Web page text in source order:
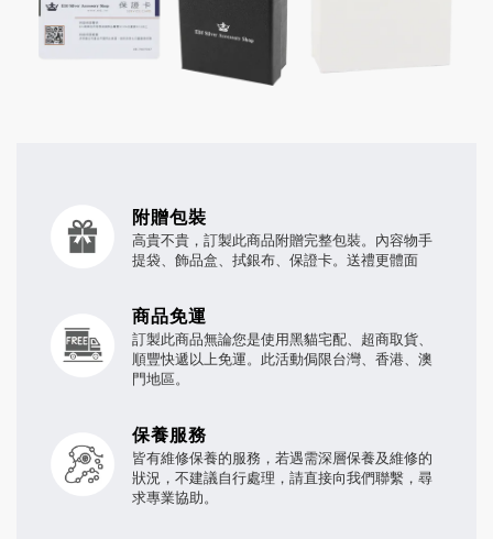
附贈包裝
高貴不貴，訂製此商品附贈完整包裝。內容物手
提袋、飾品盒、拭銀布、保證卡。送禮更體面
商品免運
訂製此商品無論您是使用黑貓宅配、超商取貨、
順豐快遞以上免運。此活動侷限台灣、香港、澳
門地區。
保養服務
皆有維修保養的服務，若遇需深層保養及維修的
狀況，不建議自行處理，請直接向我們聯繫，尋
求專業協助。